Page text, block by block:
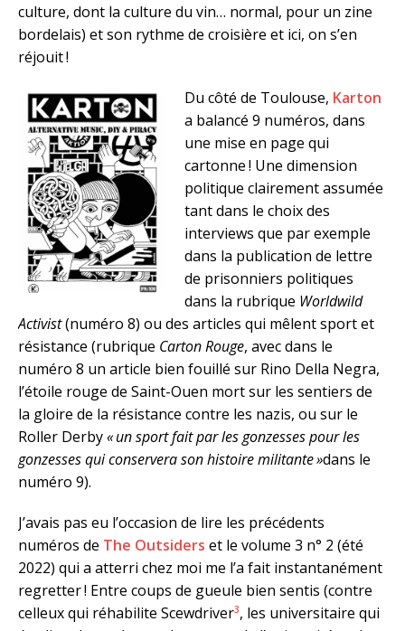
culture, dont la culture du vin… normal, pour un zine
bordelais) et son rythme de croisière et ici, on s’en
réjouit !
Du côté de Toulouse, Karton
a balancé 9 numéros, dans
une mise en page qui
cartonne ! Une dimension
politique clairement assumée
tant dans le choix des
interviews que par exemple
dans la publication de lettre
de prisonniers politiques
dans la rubrique Worldwild
Activist(numéro 8) ou des articles qui mêlent sport et
résistance (rubrique Carton Rouge, avec dans le
numéro 8 un article bien fouillé sur Rino Della Negra,
l’étoile rouge de Saint-Ouen mort sur les sentiers de
la gloire de la résistance contre les nazis, ou sur le
Roller Derby« un sport fait par les gonzesses pour les
gonzesses qui conservera son histoire militante »dans le
numéro 9).
J’avais pas eu l’occasion de lire les précédents
numéros de The Outsiders et le volume 3 n° 2 (été
2022) qui a atterri chez moi me l’a fait instantanément
regretter ! Entre coups de gueule bien sentis (contre
celleux qui réhabilite Scewdriver3, les universitaire qui